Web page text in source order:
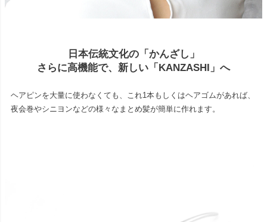
日本伝統文化の「かんざし」
さらに高機能で、新しい「KANZASHI」へ
ヘアピンを大量に使わなくても、これ1本もしくはヘアゴムがあれば、
夜会巻やシニヨンなどの様々なまとめ髪が簡単に作れます。